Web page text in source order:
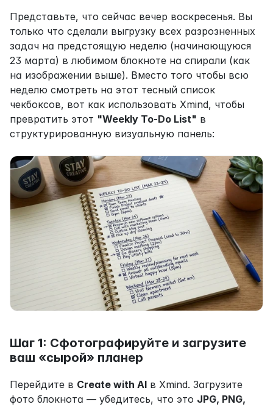
Представьте, что сейчас вечер воскресенья. Вы
только что сделали выгрузку всех разрозненных
задач на предстоящую неделю (начинающуюся
23 марта) в любимом блокноте на спирали (как
на изображении выше). Вместо того чтобы всю
неделю смотреть на этот тесный список
чекбоксов, вот как использовать Xmind, чтобы
превратить этот "Weekly To-Do List" в
структурированную визуальную панель:
Шаг 1: Сфотографируйте и загрузите
ваш «сырой» планер
Перейдите в Create with AI в Xmind. Загрузите
фото блокнота — убедитесь, что это JPG, PNG,